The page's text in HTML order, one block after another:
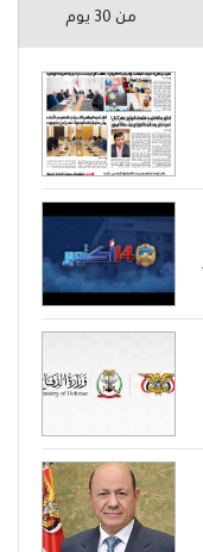
من 30 يوم